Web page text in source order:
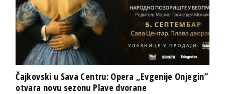
Čajkovski u Sava Centru: Opera „Evgenije Onjegin”
otvara novu sezonu Plave dvorane